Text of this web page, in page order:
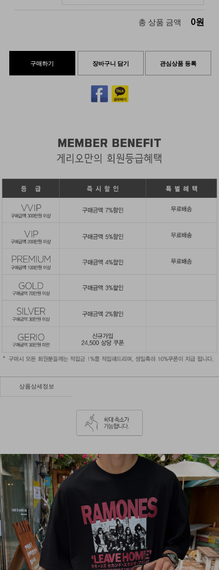
총 상품 금액 0원
구매하기 장바구니 담기 관심상품 등록
상품상세정보